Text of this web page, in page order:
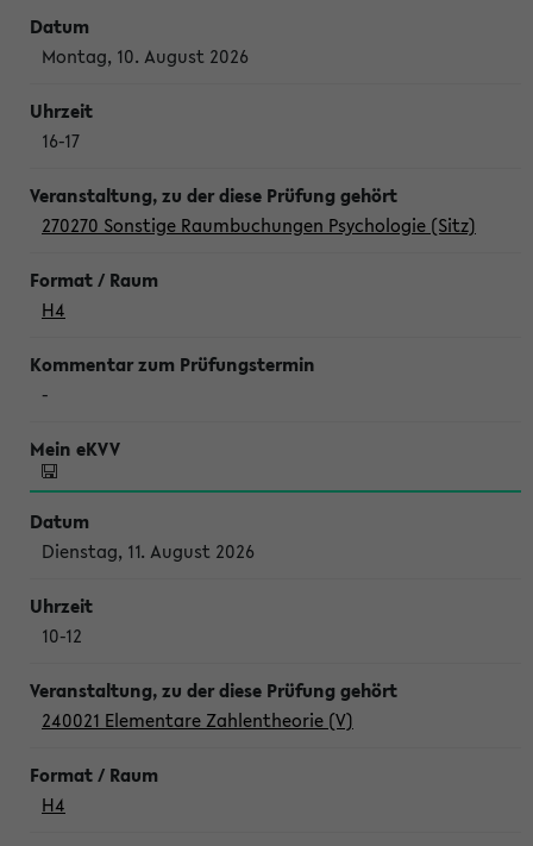
Montag, 10. August 2026
16-17
270270 Sonstige Raumbuchungen Psychologie (Sitz)
H4
-
Dienstag, 11. August 2026
10-12
240021 Elementare Zahlentheorie (V)
H4